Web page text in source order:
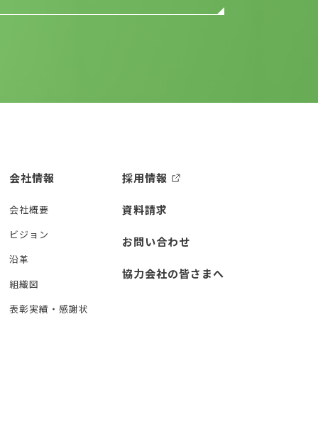
会社情報
会社概要
ビジョン
沿革
組織図
表彰実績・感謝状
採用情報
資料請求
お問い合わせ
協力会社の皆さまへ